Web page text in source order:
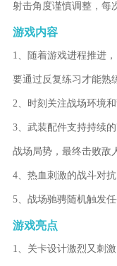
射击角度谨慎调整，每
游戏内容
1、随着游戏进程推进
要通过反复练习才能熟
2、时刻关注战场环境
3、武装配件支持持续
战场局势，最终击败敌
4、热血刺激的战斗对
5、战场驰骋随机触发
游戏亮点
1、关卡设计激烈又刺